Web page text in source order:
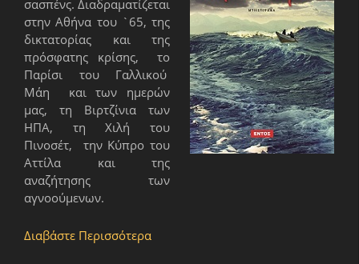
σασπένς. Διαδραματίζεται
στην Αθήνα του `65, της
δικτατορίας και της
πρόσφατης κρίσης, το
Παρίσι του Γαλλικού
Μάη και των ημερών
μας, τη Βιρτζίνια των
ΗΠΑ, τη Χιλή του
Πινοσέτ, την Κύπρο του
Αττίλα και της
αναζήτησης των
αγνοούμενων.
Διαβάστε Περισσότερα